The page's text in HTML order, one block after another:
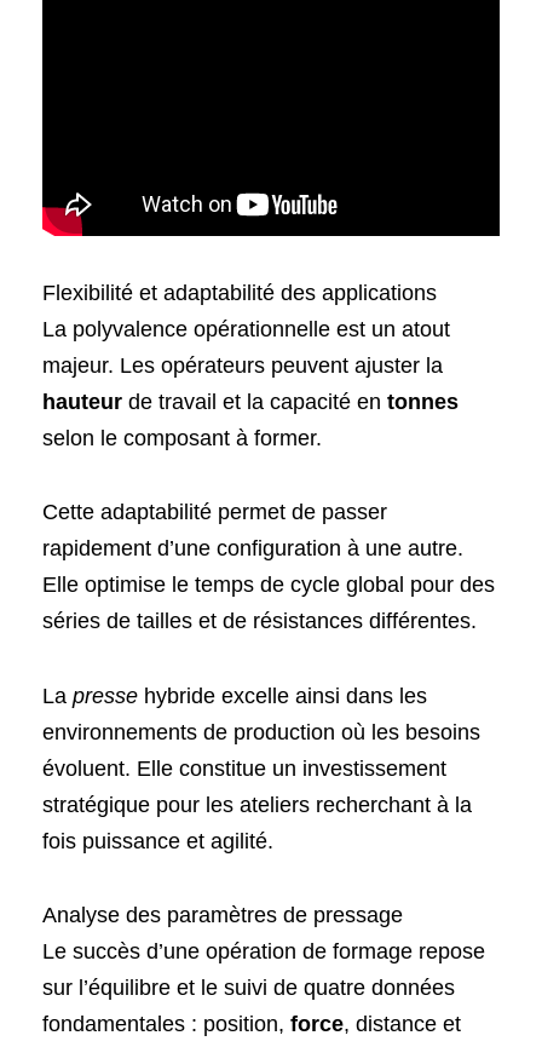
Flexibilité et adaptabilité des applications
La polyvalence opérationnelle est un atout
majeur. Les opérateurs peuvent ajuster la
hauteurde travail et la capacité en tonnes
selon le composant à former.
Cette adaptabilité permet de passer
rapidement d’une configuration à une autre.
Elle optimise le temps de cycle global pour des
séries de tailles et de résistances différentes.
La pressehybride excelle ainsi dans les
environnements de production où les besoins
évoluent. Elle constitue un investissement
stratégique pour les ateliers recherchant à la
fois puissance et agilité.
Analyse des paramètres de pressage
Le succès d’une opération de formage repose
sur l’équilibre et le suivi de quatre données
fondamentales : position, force, distance et